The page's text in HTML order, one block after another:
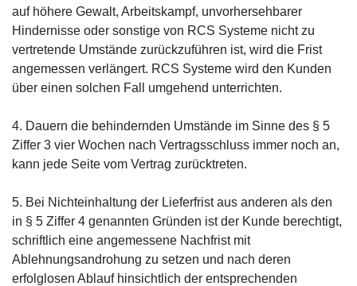
auf höhere Gewalt, Arbeitskampf, unvorhersehbarer
Hindernisse oder sonstige von RCS Systeme nicht zu
vertretende Umstände zurückzuführen ist, wird die Frist
angemessen verlängert. RCS Systeme wird den Kunden
über einen solchen Fall umgehend unterrichten.
4. Dauern die behindernden Umstände im Sinne des § 5
Ziffer 3 vier Wochen nach Vertragsschluss immer noch an,
kann jede Seite vom Vertrag zurücktreten.
5. Bei Nichteinhaltung der Lieferfrist aus anderen als den
in § 5 Ziffer 4 genannten Gründen ist der Kunde berechtigt,
schriftlich eine angemessene Nachfrist mit
Ablehnungsandrohung zu setzen und nach deren
erfolglosen Ablauf hinsichtlich der entsprechenden